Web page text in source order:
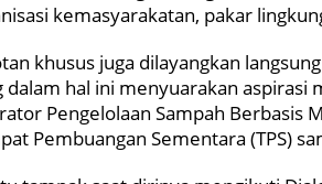
kemasyarakatan, pakar
khusus juga dilayangkan
dalam hal ini menyuarakan aspirasi
Pengelolaan Sampah Berbasis
Pembuangan Sementara (TPS)